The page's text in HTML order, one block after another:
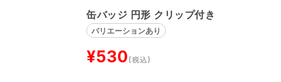
缶バッジ 円形 クリップ付き
バリエーションあり
¥530